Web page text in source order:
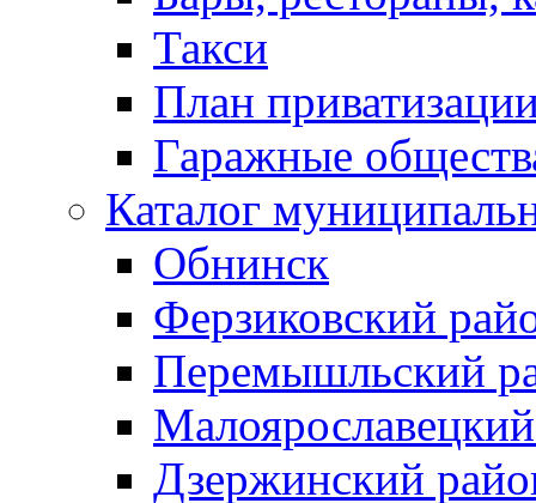
Такси
План
Гаражные
Каталог
Обнинск
Ферзиковский
Перемышльский
Дзержинский